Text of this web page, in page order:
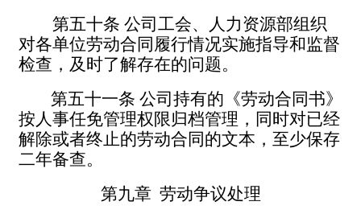
第五十条 公司工会、人力资源部组织
对各单位劳动合同履行情况实施指导和监督
检查，及时了解存在的问题。
第五十一条 公司持有的《劳动合同书》
按人事任免管理权限归档管理，同时对已经
解除或者终止的劳动合同的文本，至少保存
二年备查。
第九章 劳动争议处理